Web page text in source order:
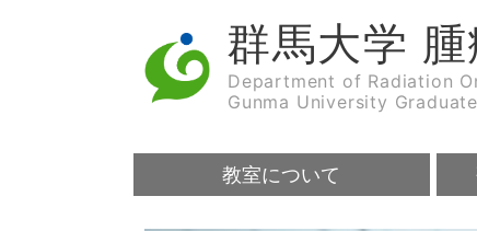
群馬大学
Department of Radiation
Gunma University
教室について